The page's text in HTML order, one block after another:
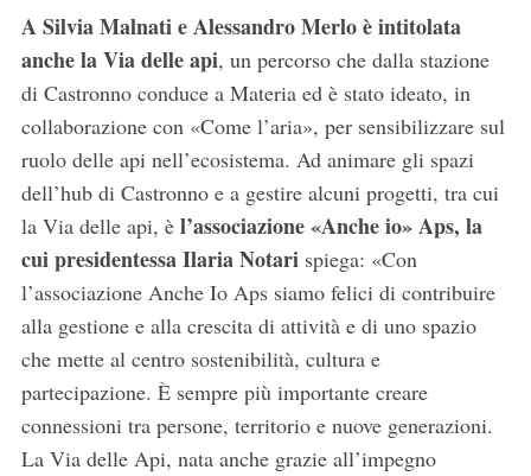
A Silvia Malnati e Alessandro Merlo è intitolata
anche laVia delle api, un percorso che dalla stazione
di Castronno conduce a Materia ed è stato ideato, in
collaborazione con «Come l’aria», per sensibilizzare sul
ruolo delle api nell’ecosistema. Ad animare gli spazi
dell’hub di Castronno e a gestire alcuni progetti, tra cui
la Via delle api, è l’associazione «Anche io» Aps, la
cui presidentessa Ilaria Notarispiega: «Con
l’associazione Anche Io Aps siamo felici di contribuire
alla gestione e alla crescita di attività e di uno spazio
che mette al centro sostenibilità, cultura e
partecipazione. È sempre più importante creare
connessioni tra persone, territorio e nuove generazioni.
La Via delle Api, nata anche grazie all’impegno
S
e
a